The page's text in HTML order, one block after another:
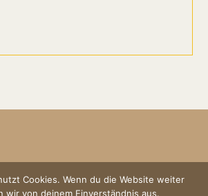
Cookies. Wenn du die Website weiter
wir von deinem Einverständnis aus.